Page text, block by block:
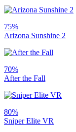
75%
Arizona Sunshine 2
70%
After the Fall
80%
Sniper Elite VR